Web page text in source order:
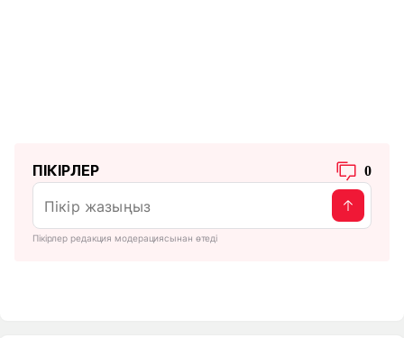
ПІКІРЛЕР 0
Пікірлер редакция модерациясынан өтеді